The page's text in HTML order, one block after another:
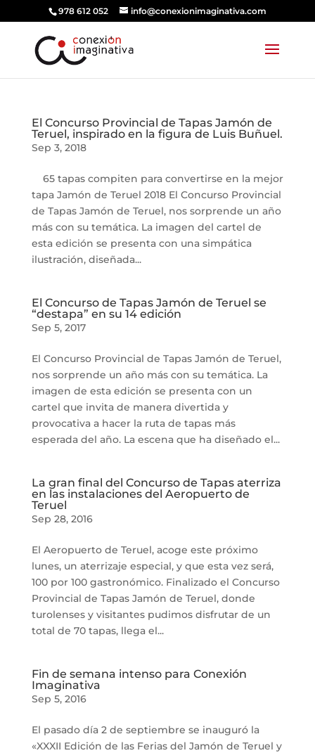
978 612 052 info@conexionimaginativa.com
El Concurso Provincial de Tapas Jamón de
Teruel, inspirado en la figura de Luis Buñuel.
Sep 3, 2018
65 tapas compiten para convertirse en la mejor
tapa Jamón de Teruel 2018 El Concurso Provincial
de Tapas Jamón de Teruel, nos sorprende un año
más con su temática. La imagen del cartel de
esta edición se presenta con una simpática
ilustración, diseñada...
El Concurso de Tapas Jamón de Teruel se
“destapa” en su 14 edición
Sep 5, 2017
El Concurso Provincial de Tapas Jamón de Teruel,
nos sorprende un año más con su temática. La
imagen de esta edición se presenta con un
cartel que invita de manera divertida y
provocativa a hacer la ruta de tapas más
esperada del año. La escena que ha diseñado el...
La gran final del Concurso de Tapas aterriza
en las instalaciones del Aeropuerto de
Teruel
Sep 28, 2016
El Aeropuerto de Teruel, acoge este próximo
lunes, un aterrizaje especial, y que esta vez será,
100 por 100 gastronómico. Finalizado el Concurso
Provincial de Tapas Jamón de Teruel, donde
turolenses y visitantes pudimos disfrutar de un
total de 70 tapas, llega el...
Fin de semana intenso para Conexión
Imaginativa
Sep 5, 2016
El pasado día 2 de septiembre se inauguró la
«XXXII Edición de las Ferias del Jamón de Teruel y